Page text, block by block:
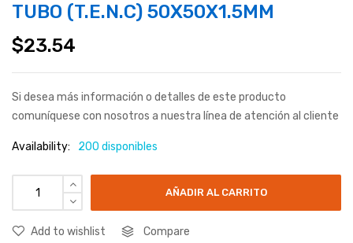
TUBO (T.E.N.C) 50X50X1.5MM
$23.54
Si desea más información o detalles de este producto
comuníquese con nosotros a nuestra línea de atención al cliente
Availability: 200 disponibles
AÑADIR AL CARRITO
Add to wishlist
Compare